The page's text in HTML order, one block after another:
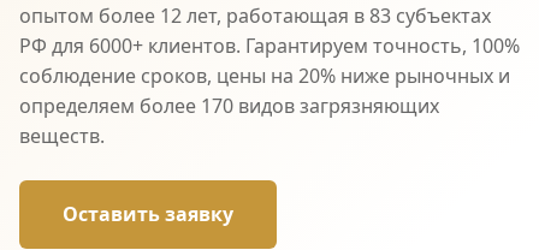
опытом более 12 лет, работающая в 83 субъектах
РФ для 6000+ клиентов. Гарантируем точность, 100%
соблюдение сроков, цены на 20% ниже рыночных и
определяем более 170 видов загрязняющих
веществ.
Оставить заявку